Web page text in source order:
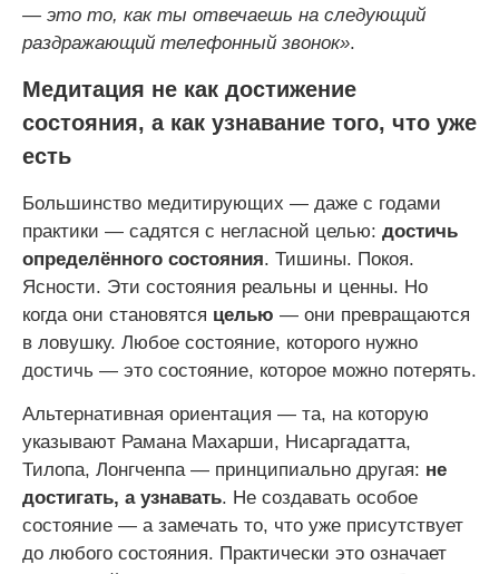
— это то, как ты отвечаешь на следующий
раздражающий телефонный звонок».
Медитация не как достижение
состояния, а как узнавание того, что уже
есть
Большинство медитирующих — даже с годами
практики — садятся с негласной целью: достичь
определённого состояния. Тишины. Покоя.
Ясности. Эти состояния реальны и ценны. Но
когда они становятся целью — они превращаются
в ловушку. Любое состояние, которого нужно
достичь — это состояние, которое можно потерять.
Альтернативная ориентация — та, на которую
указывают Рамана Махарши, Нисаргадатта,
Тилопа, Лонгченпа — принципиально другая: не
достигать, а узнавать. Не создавать особое
состояние — а замечать то, что уже присутствует
до любого состояния. Практически это означает